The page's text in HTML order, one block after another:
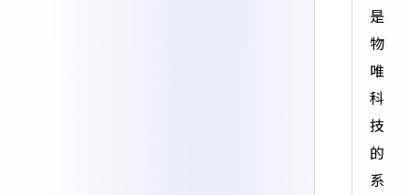
是
物
唯
科
技
的
系